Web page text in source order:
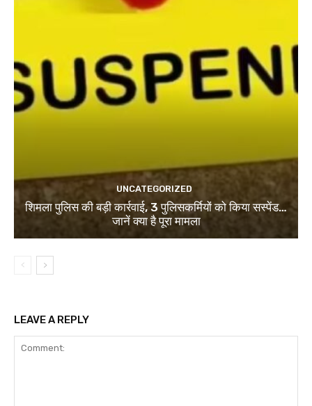
UNCATEGORIZED
शिमला पुलिस की बड़ी कार्रवाई, 3 पुलिसकर्मियों को किया सस्पेंड…
जानें क्या है पूरा मामला
LEAVE A REPLY